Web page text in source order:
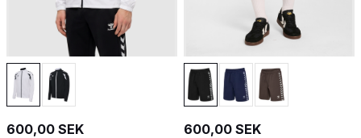
600,00 SEK 600,00 SEK